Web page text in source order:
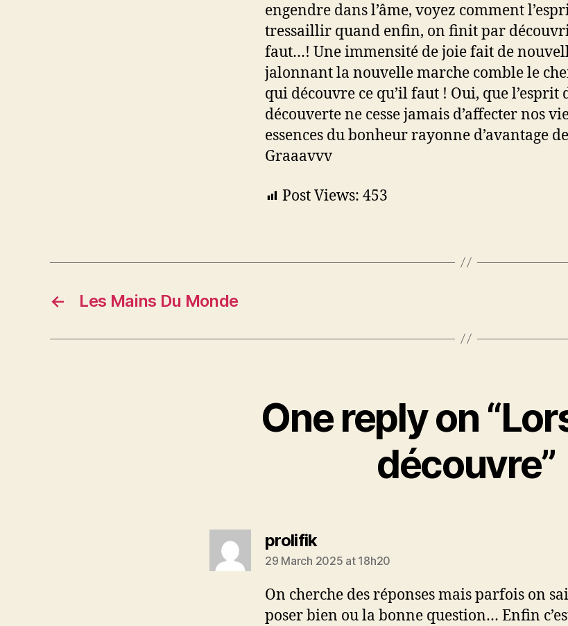
engendre dans l’âme, voyez comment
tressaillir quand enfin, on finit par
faut…! Une immensité de joie fait de
jalonnant la nouvelle marche comble le
qui découvre ce qu’il faut ! Oui, que l’esprit
découverte ne cesse jamais d’affecter nos
essences du bonheur rayonne d’avantage
Graaavvv
Post Views: 453
← Les Mains Du Monde
One reply on
découvre”
prolifiksays:
29 March 2025 at 18h20
On cherche des réponses mais parfois on
poser bien ou la bonne question… Enfin